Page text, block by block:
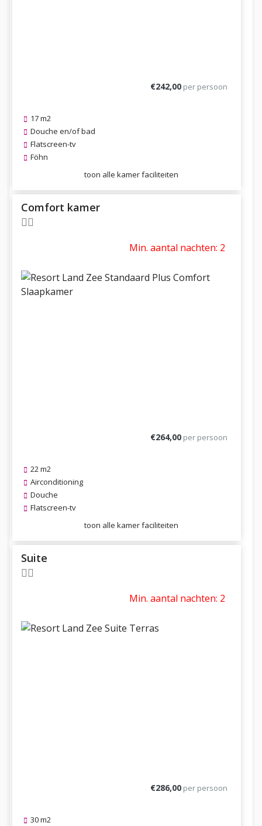
€242,00 per persoon
17 m2
Douche en/of bad
Flatscreen-tv
Föhn
toon alle kamer faciliteiten
Comfort kamer
Min. aantal nachten: 2
€264,00 per persoon
22 m2
Airconditioning
Douche
Flatscreen-tv
toon alle kamer faciliteiten
Suite
Min. aantal nachten: 2
€286,00 per persoon
30 m2